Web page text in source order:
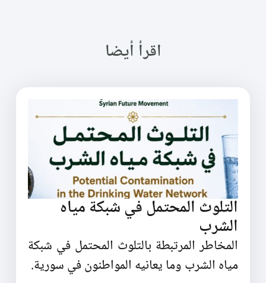
اقرأ أيضا
التلوث المحتمل في شبكة مياه
الشرب
المخاطر المرتبطة بالتلوث المحتمل في شبكة
مياه الشرب وما يعانيه المواطنون في سورية.